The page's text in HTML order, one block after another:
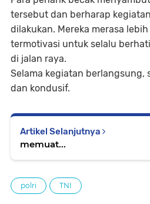
tersebut dan berharap
dilakukan. Mereka merasa
termotivasi untuk selalu
di jalan raya.
Selama kegiatan berlangsung,
dan kondusif.
Artikel Selanjutnya
memuat...
polri TNI